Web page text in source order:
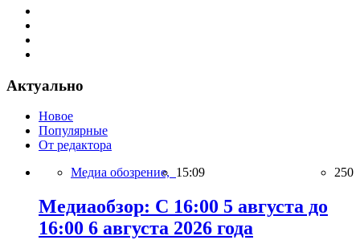
Актуально
Новое
Популярные
От редактора
Медиа обозрение, 15:09 250
Медиаобзор: С 16:00 5 августа до
16:00 6 августа 2026 года